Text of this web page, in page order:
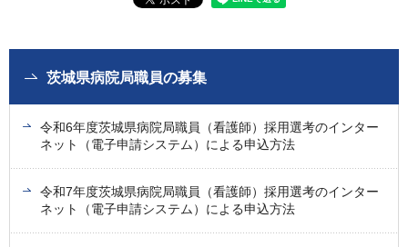
茨城県病院局職員の募集
令和6年度茨城県病院局職員（看護師）採用選考のインター
ネット（電子申請システム）による申込方法
令和7年度茨城県病院局職員（看護師）採用選考のインター
ネット（電子申請システム）による申込方法